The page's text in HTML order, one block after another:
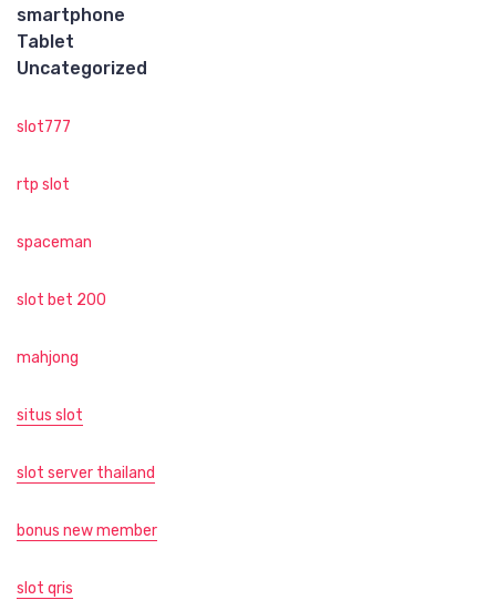
smartphone
Tablet
Uncategorized
slot777
rtp slot
spaceman
slot bet 200
mahjong
situs slot
slot server thailand
bonus new member
slot qris